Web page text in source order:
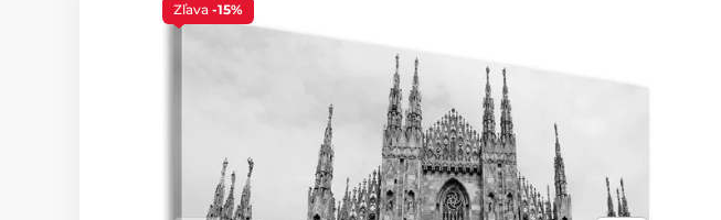
Zľava -15%